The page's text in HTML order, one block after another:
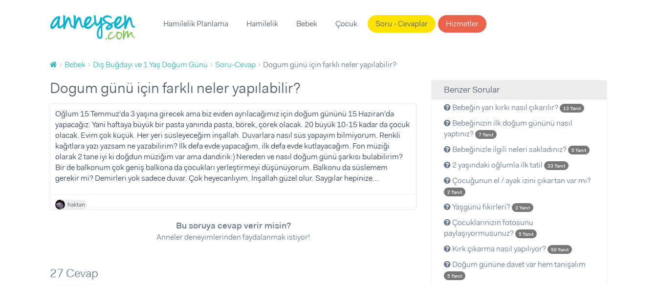
Hamilelik Planlama
Hamileliğe Hazırlık
Doğurganlık (Fertilite)
Ovülasyon (Yumurtlama Dönemi)
Hamilelik Belirtileri
Kısırlık ve Tüp Bebek Tedavisi
Sorular ve Yanıtlar
Makaleler
Hamilelik
Gebelik Hesaplama
Sağlık
Günlük Yaşam
Spor
Doğum
Hamile Kıyafetleri ve Eşyaları
Bebek Hazırlıkları
Makaleler
Bebek
Bebek Sağlığı ve Hastalıkları
Bebek Beslenmesi
Bebek Bakımı
Bebekle Yaşam
Emzirme
Doğum Sonrası Anne
Diş Buğdayı ve 1 Yaş Doğum Günü
Makaleler
Çocuk
Çocuk Sağlığı ve Hastalıkları
Çocuk Beslenmesi
Davranış
Tuvalet eğitimi
Uyku
Oyun ve Oyuncak
Çocukla Yaşam
Eğlence
Soru - Cevaplar Hizmetler
1 Yaş Doğum Günü Butik Pasta
Yenidoğan ve Bebek Fotoğrafçısı
Diş Buğdayı ve 1 Yaş Doğum Günü Mekanı
Baby Shower Partisi Mekanı
Baby Shower ve Hastane Odası Süsleme
Çocuk Müzik ve Sanat Merkezi
Çocuk Atölyesi ve Oyun Grubu
Çocuk Hareket ve Spor Merkezi
Bebek Diş Buğdayı ve 1 Yaş Doğum Günü Soru-Cevap Dogum günü için farklı neler yapılabilir?
Dogum günü için farklı neler yapılabilir?
Oğlum 15 Temmuz'da 3 yaşına girecek ama biz evden ayrılacağımız için doğum gününü 15 Haziran'da
yapacağız. Yani haftaya büyük bir pasta yanında pasta, börek, çörek olacak. 20 büyük 10-15 kadar da çocuk
olacak. Evim çok küçük. Her yeri süsleyeceğim inşallah. Duvarlara nasıl süs yapayım bilmiyorum. Renkli
kağıtlara yazı yazsam ne yazabilirim? İlk defa evde yapacağım, ilk defa evde kutlayacağım. Fon müziği
olarak 2 tane iyi ki doğdun müziğim var ama dandirik:) Nereden ve nasıl doğum günü şarkısı bulabilirim?
Bir de balkonum çok geniş balkona da çocukları yerleştirmeyi düşünüyorum. Balkonu da süslemem
gerekir mi? Demirleri yok sadece duvar. Çok heyecanlıyım. İnşallah güzel olur. Saygılar hepinize...
haktan
Bu soruya cevap verir misin?
Anneler deneyimlerinden faydalanmak istiyor!
27 Cevap
Benzer Sorular
Bebeğin yarı kırkı nasıl çıkarılır? 13 Yanıt
Bebeğinizin ilk doğum gününü nasıl
yaptınız?
7 Yanıt
Bebeğinizle ilgili neleri sakladınız? 5 Yanıt
2 yaşındaki oğlumla ilk tatil 33 Yanıt
Çocuğunun el / ayak izini çıkartan var mı?
2 Yanıt
Yaşgünü fikirleri? 3 Yanıt
Çocuklarınızın fotosunu
paylaşıyormusunuz?
5 Yanıt
Kırk çıkarma nasıl yapılıyor? 50 Yanıt
Doğum gününe davet var hem tanişalım
5 Yanıt